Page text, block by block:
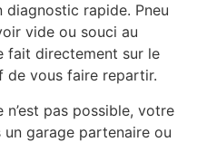
rapide. Pneu
vide ou souci au
fait directement sur le
de vous faire repartir.
pas possible, votre
un garage partenaire ou